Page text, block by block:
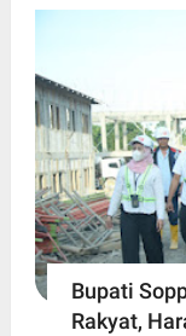
Bupati
Rakyat,